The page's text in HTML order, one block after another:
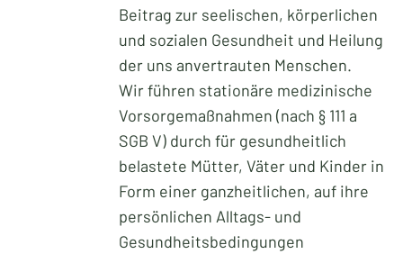
Beitrag zur seelischen, körperlichen
und sozialen Gesundheit und Heilung
der uns anvertrauten Menschen.
Wir führen stationäre medizinische
Vorsorgemaßnahmen (nach § 111 a
SGB V) durch für gesundheitlich
belastete Mütter, Väter und Kinder in
Form einer ganzheitlichen, auf ihre
persönlichen Alltags- und
Gesundheitsbedingungen